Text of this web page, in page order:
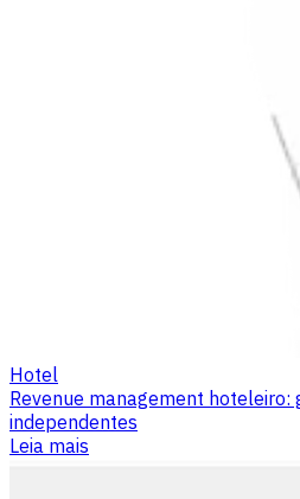
Hotel
Revenue management hoteleiro:
independentes
Leia mais